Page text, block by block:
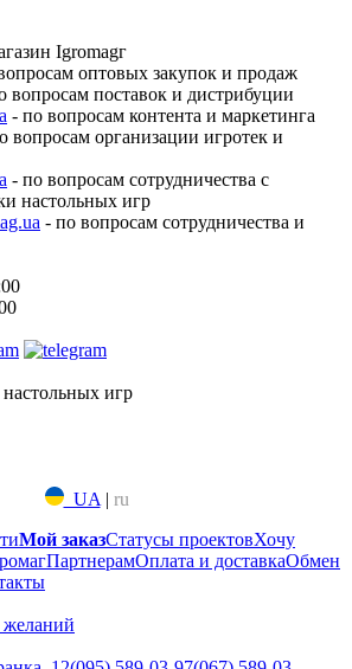
Igromagг
оптовых закупок и продаж
вопросам поставок и дистрибуции
- по вопросам контента и маркетинга
вопросам организации игротек и
- по вопросам сотрудничества с
настольных игр
- по вопросам сотрудничества и
игр
UA | ru
Мой заказСтатусы проектовХочу
ПартнерамОплата и доставкаОбмен